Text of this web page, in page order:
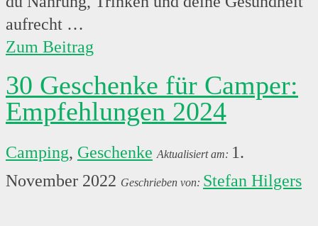
aufrecht …
Zum Beitrag
30 Geschenke für Camper:
Empfehlungen 2024
Camping, Geschenke
1.
November 2022
Stefan Hilgers